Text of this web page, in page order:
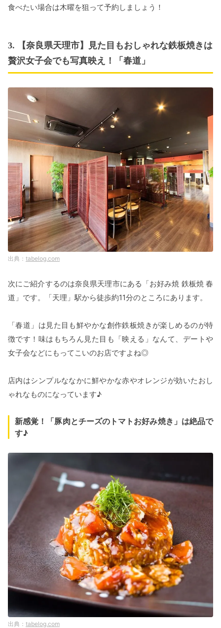
食べたい場合は木曜を狙って予約しましょう！
3. 【奈良県天理市】見た目もおしゃれな鉄板焼きは
贅沢女子会でも写真映え！「春道」
tabelog.com
次にご紹介するのは奈良県天理市にある「お好み焼 鉄板焼 春
道」です。「天理」駅から徒歩約11分のところにあります。
「春道」は見た目も鮮やかな創作鉄板焼きが楽しめるのが特
徴です！味はもちろん見た目も「映える」なんて、デートや
女子会などにもってこいのお店ですよね◎
店内はシンプルななかに鮮やかな赤やオレンジが効いたおし
ゃれなものになっています♪
新感覚！「豚肉とチーズのトマトお好み焼き」は絶品で
す♪
tabelog.com